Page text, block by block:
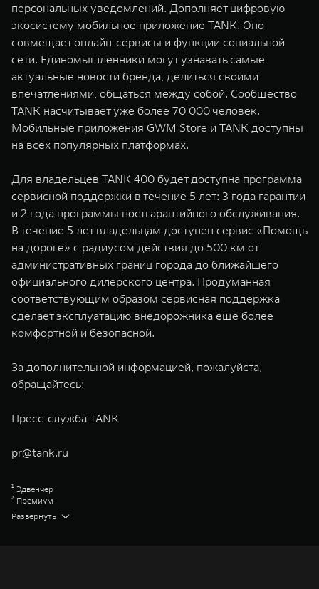
персональных уведомлений. Дополняет цифровую
экосистему мобильное приложение TANK. Оно
совмещает онлайн-сервисы и функции социальной
сети. Единомышленники могут узнавать самые
актуальные новости бренда, делиться своими
впечатлениями, общаться между собой. Сообщество
TANK насчитывает уже более 70 000 человек.
Мобильные приложения GWM Store и TANK доступны
на всех популярных платформах.
Для владельцев TANK 400 будет доступна программа
сервисной поддержки в течение 5 лет: 3 года гарантии
и 2 года программы постгарантийного обслуживания.
В течение 5 лет владельцам доступен сервис «Помощь
на дороге» с радиусом действия до 500 км от
административных границ города до ближайшего
официального дилерского центра. Продуманная
соответствующим образом сервисная поддержка
сделает эксплуатацию внедорожника еще более
комфортной и безопасной.
За дополнительной информацией, пожалуйста,
обращайтесь:
Пресс-служба TANK
pr@tank.ru
¹ Эдвенчер
² Премиум
³ Торк-Он-Диманд
Great Wall Motor Company Limited (GWM) — глобальный производитель
Развернуть